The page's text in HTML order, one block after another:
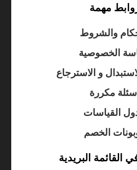
مهمة
والشروط
الخصوصية
و الاسترجاع
مكررة
القياسات
الخصم
القائمة البريدية